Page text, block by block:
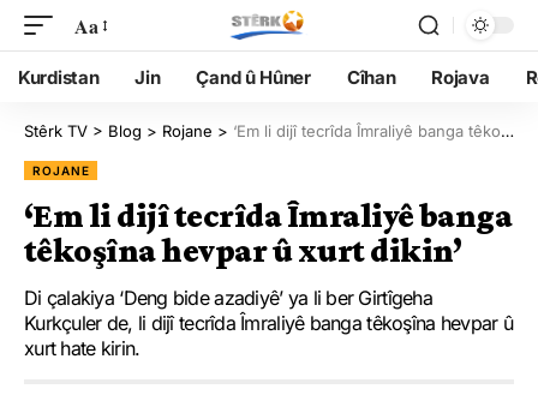
Aa
Kurdistan Jin Çand û Hûner Cîhan Rojava
Stêrk TV > Blog > Rojane > ‘Em li dijî tecrîda Îmraliyê banga têkoşîna hevpar û xurt dikin’
ROJANE
‘Em li dijî tecrîda Îmraliyê banga
têkoşîna hevpar û xurt dikin’
Di çalakiya ‘Deng bide azadiyê’ ya li ber Girtîgeha
Kurkçuler de, li dijî tecrîda Îmraliyê banga têkoşîna hevpar û
xurt hate kirin.